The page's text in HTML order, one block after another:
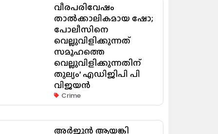
വീരപരിവേഷം
താൽക്കാലികമായ ഷോ;
പോലീസിനെ
വെല്ലുവിളിക്കുന്നത്
സമൂഹത്തെ
വെല്ലുവിളിക്കുന്നതിന്
തുല്യം’ എഡിജിപി പി
വിജയൻ
Crime
അർജുൻ ആയങ്കി